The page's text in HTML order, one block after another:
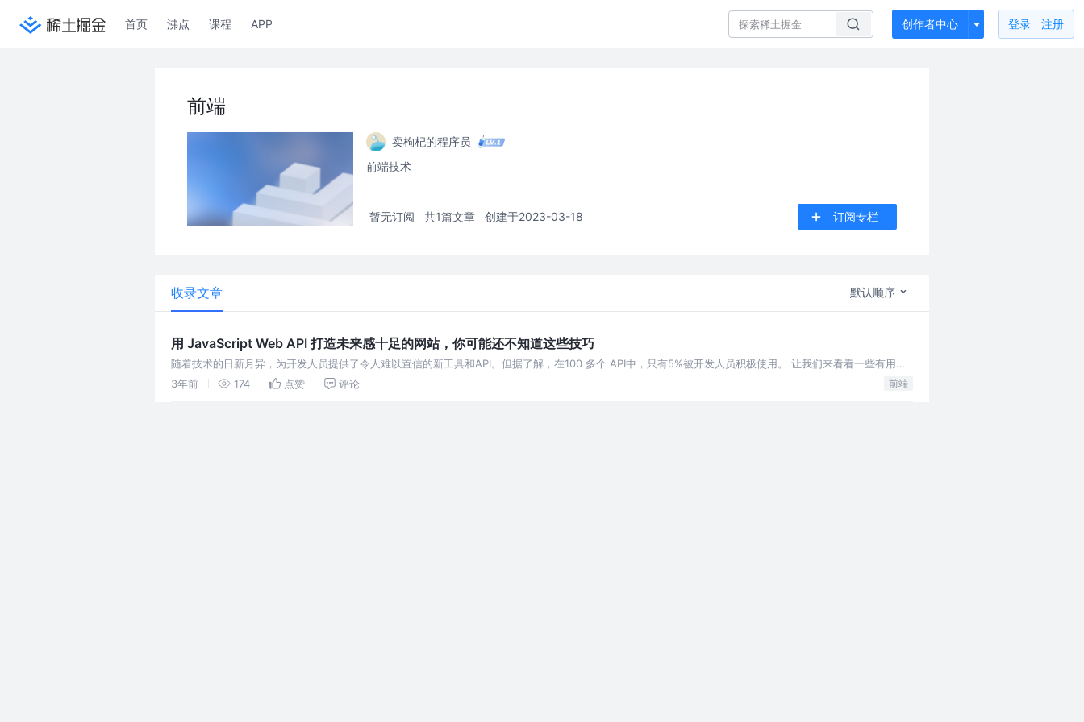
首页 沸点 课程 APP 创作者中心 登录 注册
前端
卖枸杞的程序员
前端技术
暂无订阅 共1篇文章 创建于2023-03-18 订阅专栏
收录文章 默认顺序
用 JavaScript Web API 打造未来感十足的网站，你可能还不知道这些技巧
随着技术的日新月异，为开发人员提供了令人难以置信的新工具和API。但据了解，在100 多个 API中，只有5%被开发人员积极使用。 让我们来看看一些有用的
Web API，它们可以帮助您将网站推向月球！
3年前 174 点赞 评论 前端